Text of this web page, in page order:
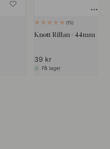
15
Knott Rillan - 44mm - Eik
39 kr
På lager